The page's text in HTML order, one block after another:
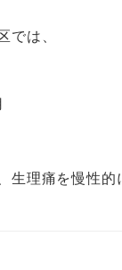
は、
理痛を慢性的